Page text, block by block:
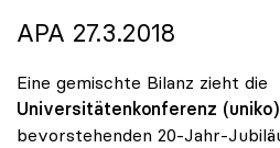
APA 27.3.2018
Eine gemischte Bilanz zieht die
Universitätenkonferenz (uniko)
bevorstehenden 20-Jahr-